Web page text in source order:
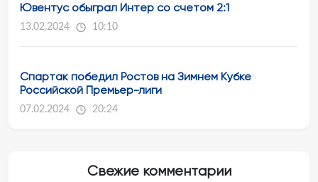
Ювентус обыграл Интер со счетом 2:1
13.02.2024 10:10
Спартак победил Ростов на Зимнем Кубке
Российской Премьер-лиги
07.02.2024 20:24
Свежие комментарии